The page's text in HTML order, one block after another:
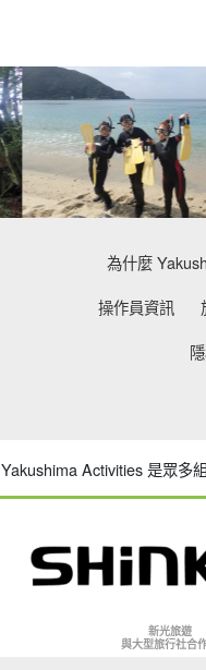
為什麼
操作員資訊
Yakushima Activities 是眾多
新光旅遊
與大型旅行社合